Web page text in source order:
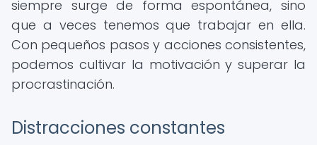
siempre surge de forma espontánea, sino
que a veces tenemos que trabajar en ella.
Con pequeños pasos y acciones consistentes,
podemos cultivar la motivación y superar la
procrastinación.
Distracciones constantes